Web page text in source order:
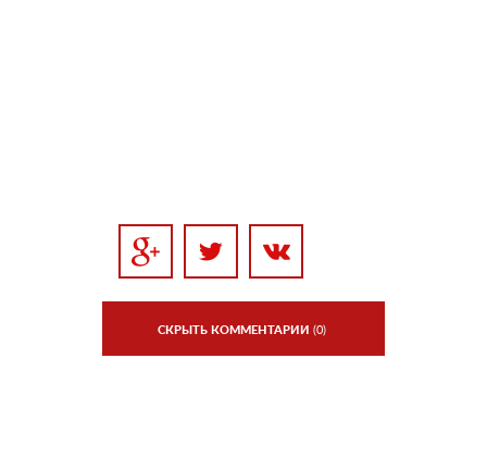
СКРЫТЬ КОММЕНТАРИИ (0)